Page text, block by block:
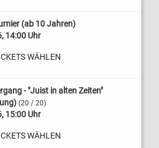
(ab 10 Jahren)
14:00 Uhr
WÄHLEN
- "Juist in alten Zeiten"
(20 / 20)
15:00 Uhr
WÄHLEN